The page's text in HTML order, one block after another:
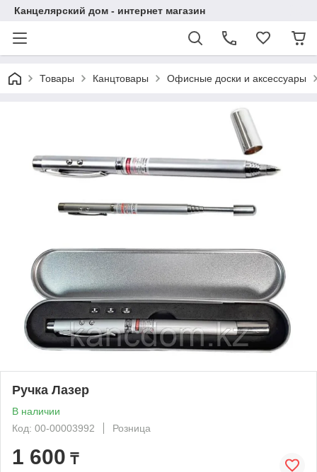
Канцелярский дом - интернет магазин
Товары Канцтовары Офисные доски и аксессуары
Ручка Лазер
В наличии
Код: 00-00003992
Розница
1 600 ₸